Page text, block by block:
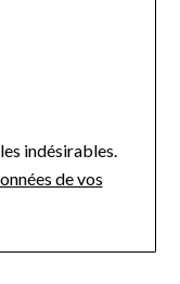
indésirables.
de vos